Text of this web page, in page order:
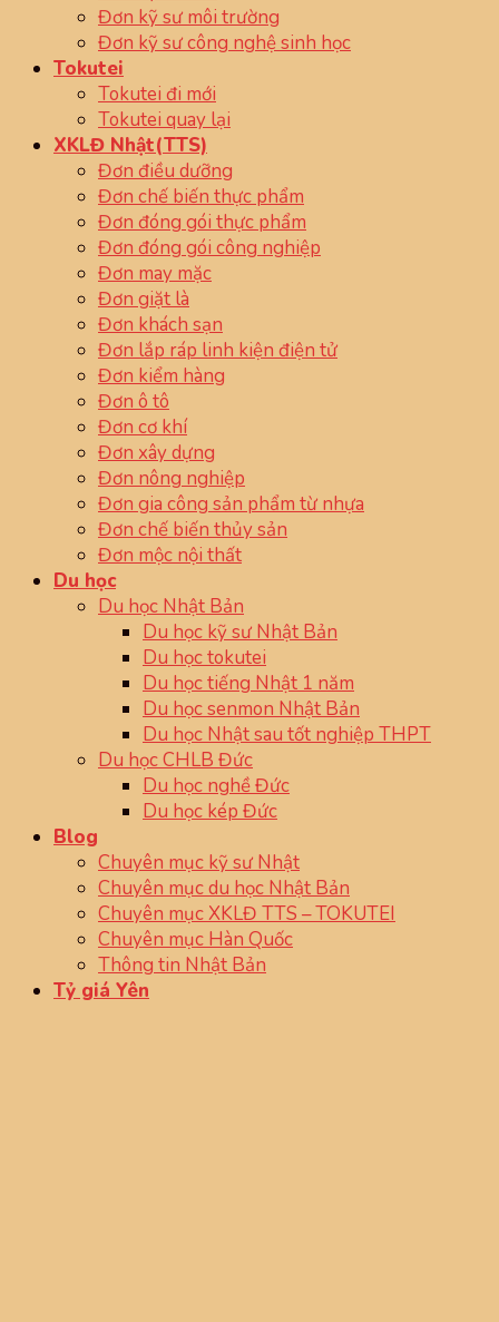
Đơn kỹ sư môi trường
Đơn kỹ sư công nghệ sinh học
Tokutei
Tokutei đi mới
Tokutei quay lại
XKLĐ Nhật(TTS)
Đơn điều dưỡng
Đơn chế biến thực phẩm
Đơn đóng gói thực phẩm
Đơn đóng gói công nghiệp
Đơn may mặc
Đơn giặt là
Đơn khách sạn
Đơn lắp ráp linh kiện điện tử
Đơn kiểm hàng
Đơn ô tô
Đơn cơ khí
Đơn xây dựng
Đơn nông nghiệp
Đơn gia công sản phẩm từ nhựa
Đơn chế biến thủy sản
Đơn mộc nội thất
Du học
Du học Nhật Bản
Du học kỹ sư Nhật Bản
Du học tokutei
Du học tiếng Nhật 1 năm
Du học senmon Nhật Bản
Du học Nhật sau tốt nghiệp THPT
Du học CHLB Đức
Du học nghề Đức
Du học kép Đức
Blog
Chuyên mục kỹ sư Nhật
Chuyên mục du học Nhật Bản
Chuyên mục XKLĐ TTS – TOKUTEI
Chuyên mục Hàn Quốc
Thông tin Nhật Bản
Tỷ giá Yên